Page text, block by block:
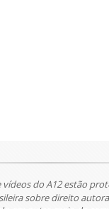
do A12 estão
sobre direito